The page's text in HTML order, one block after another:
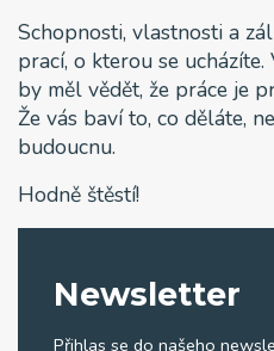
Schopnosti, vlastnosti a
prací, o kterou se
by měl vědět, že práce je
Že vás baví to, co děláte,
budoucnu.
Hodně štěstí!
Newsletter
Přihlas se do našeho